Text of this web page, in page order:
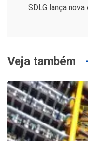
PostSDLG lança
Veja também